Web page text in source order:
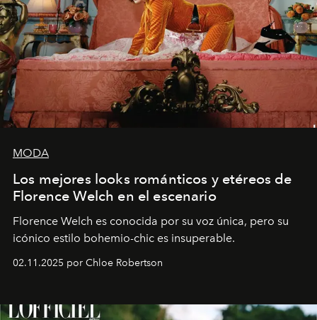
MODA
Los mejores looks románticos y etéreos de
Florence Welch en el escenario
Florence Welch es conocida por su voz única, pero su
icónico estilo bohemio-chic es insuperable.
02.11.2025 por Chloe Robertson